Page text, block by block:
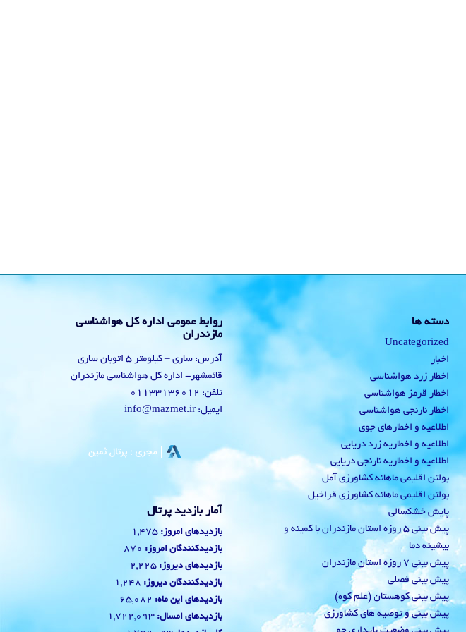
دسته ها
Uncategorized
اخبار
اخطار زرد هواشناسی
اخطار قرمز هواشناسی
اخطار نارنجی هواشناسی
اطلاعیه و اخطارهای جوی
اطلاعیه و اخطاریه زرد دریایی
اطلاعیه و اخطاریه نارنجی دریایی
بولتن اقلیمی ماهانه کشاورزی آمل
بولتن اقلیمی ماهانه کشاورزی قراخیل
پایش خشکسالی
پیش بینی 5 روزه استان مازندران با کمینه و
بیشینه دما
پیش بینی 7 روزه استان مازندران
پیش بینی فصلی
پیش بینی کوهستان (علم کوه)
پیش بینی و توصیه های کشاورزی
روابط عمومی اداره کل هواشناسی
مازندران
آدرس: ساری – کیلومتر 5 اتوبان ساری
قائمشهر- اداره کل هواشناسی مازندران
تلفن: 01133136012
ایمیل: info@mazmet.ir
آمار بازدید پرتال
بازدیدهای امروز: 1,475
بازدیدکنندگان امروز: 870
بازدیدهای دیروز: 2,225
بازدیدکنندگان دیروز: 1,248
بازدیدهای این ماه: 65,082
بازدیدهای امسال: 1,722,093